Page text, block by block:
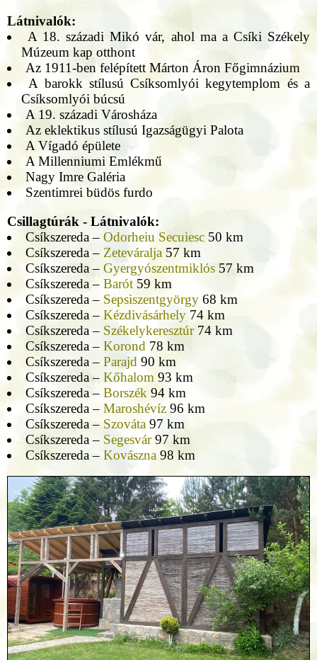
Látnivalók:
A 18. századi Mikó vár, ahol ma a Csíki Székely
Múzeum kap otthont
Az 1911-ben felépített Márton Áron Főgimnázium
A barokk stílusú Csíksomlyói kegytemplom és a
Csíksomlyói búcsú
A 19. századi Városháza
Az eklektikus stílusú Igazságügyi Palota
A Vígadó épülete
A Millenniumi Emlékmű
Nagy Imre Galéria
Szentimrei büdös furdo
Csillagtúrák - Látnivalók:
Csíkszereda – Odorheiu Secuiesc50 km
Csíkszereda – Zeteváralja 57 km
Csíkszereda – Gyergyószentmiklós57 km
Csíkszereda – Barót59 km
Csíkszereda – Sepsiszentgyörgy68 km
Csíkszereda – Kézdivásárhely74 km
Csíkszereda – Székelykeresztúr74 km
Csíkszereda – Korond 78 km
Csíkszereda – Parajd 90 km
Csíkszereda – Kőhalom 93 km
Csíkszereda – Borszék 94 km
Csíkszereda – Maroshévíz96 km
Csíkszereda – Szováta97 km
Csíkszereda – Segesvár97 km
Csíkszereda – Kovászna98 km